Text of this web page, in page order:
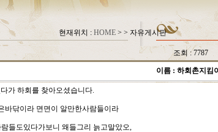
현재위치 : HOME > > 자유게시판
조회 :
이름 : 하회촌지킴이
가 하회를 찾아오셨습니다.
바닦이라 면면이 알만한사람들이라
들도있다가보니 왜들그리 늙고말았오,